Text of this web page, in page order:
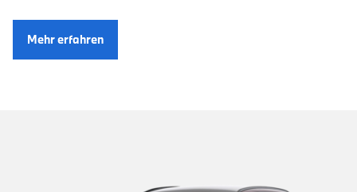
Mehr erfahren